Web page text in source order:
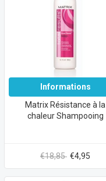
Informations
Matrix Résistance à la
chaleur Shampooing
€18,85 €4,95